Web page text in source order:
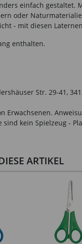
einfach
oder
- mit diesen
enthalten.
Str. 29-41,
kein Spielzeug -
ARTIKEL